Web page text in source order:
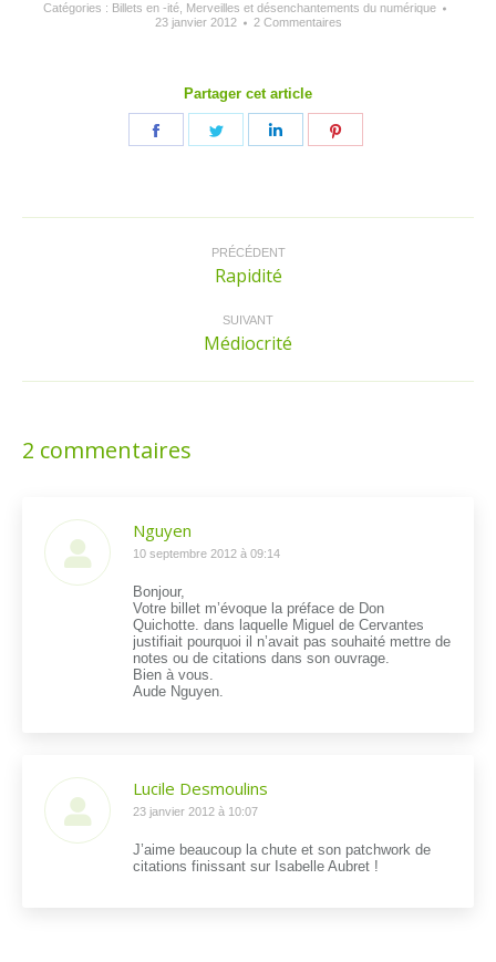
Catégories : Billets en -ité Merveilles et désenchantements du numérique
23 janvier 2012
2 Commentaires
Partager cet article
Partager Partager Partager
PRÉCÉDENT
Article
Rapidité
SUIVANT
Article
:
Médiocrité
2 commentaires
Nguyen
dit
10 septembre 2012 à 09:14
Bonjour,
Votre billet m’évoque la préface de Don
Quichotte. dans laquelle Miguel de Cervantes
justifiait pourquoi il n’avait pas souhaité mettre de
notes ou de citations dans son ouvrage.
Bien à vous.
Aude Nguyen.
Lucile Desmoulins
dit
23 janvier 2012 à 10:07
J’aime beaucoup la chute et son patchwork de
citations finissant sur Isabelle Aubret !